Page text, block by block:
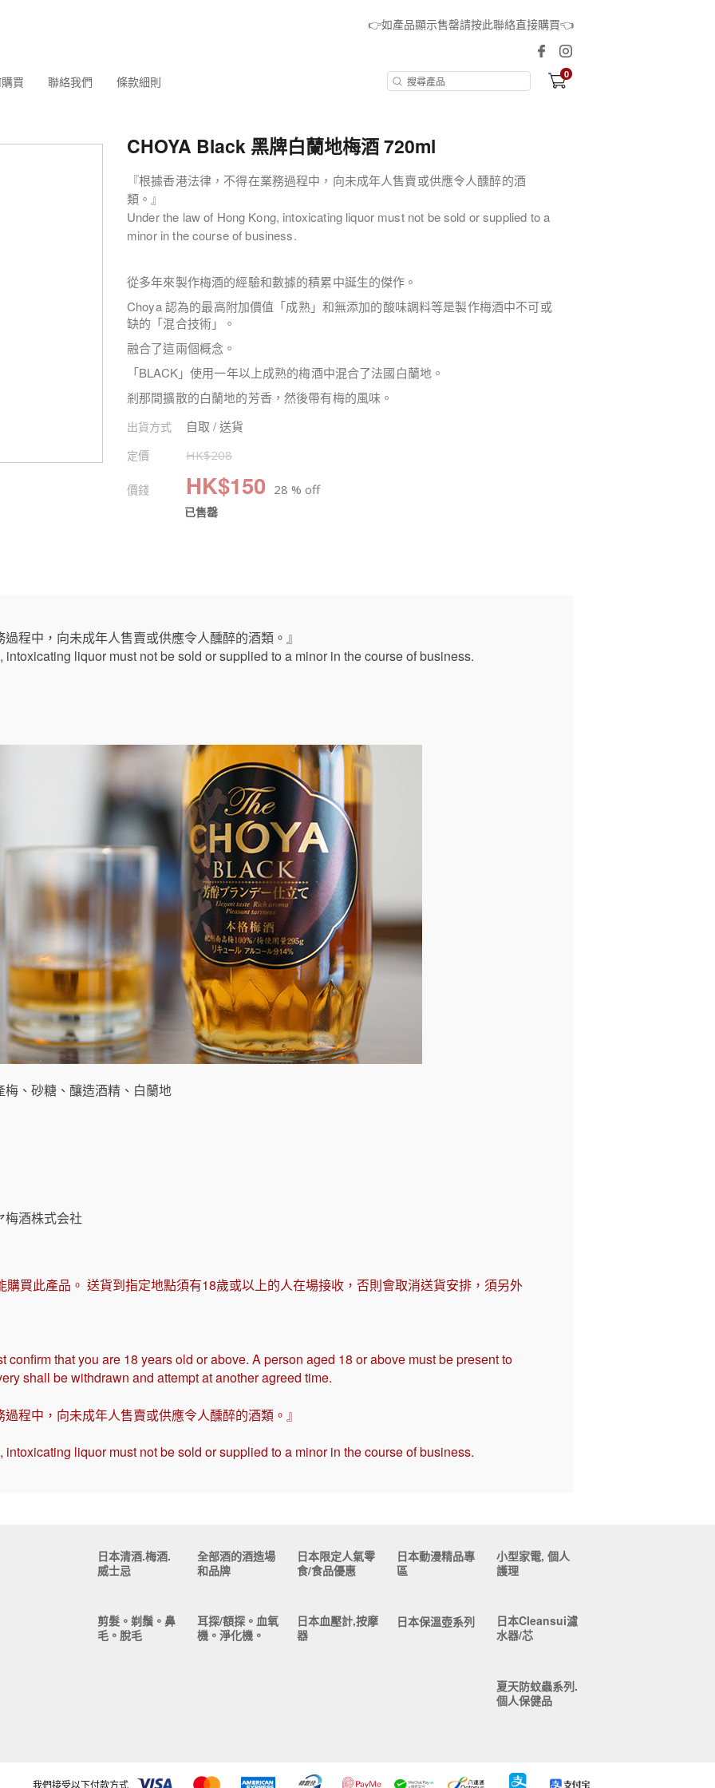
👉如產品顯示售罄請按此聯絡直接購買👈
買 聯絡我們 條款細則 0
CHOYA Black 黑牌白蘭地梅酒 720ml
『根據香港法律，不得在業務過程中，向未成年人售賣或供應令人醺醉的酒
類。』
Under the law of Hong Kong, intoxicating liquor must not be sold or supplied to a
minor in the course of business.
從多年來製作梅酒的經驗和數據的積累中誕生的傑作。
Choya 認為的最高附加價值「成熟」和無添加的酸味調料等是製作梅酒中不可或
缺的「混合技術」。
融合了這兩個概念。
「BLACK」使用一年以上成熟的梅酒中混合了法國白蘭地。
剎那間擴散的白蘭地的芳香，然後帶有梅的風味。
出貨方式 自取 / 送貨
定價 HK$208
價錢 HK$150 28 % off
已售罄
程中，向未成年人售賣或供應令人醺醉的酒類。』
liquor must not be sold or supplied to a minor in the course of business.
梅、砂糖、釀造酒精、白蘭地
梅酒株式会社
買此產品。 送貨到指定地點須有18歲或以上的人在場接收，否則會取消送貨安排，須另外
confirm that you are 18 years old or above. A person aged 18 or above must be present to
shall be withdrawn and attempt at another agreed time.
程中，向未成年人售賣或供應令人醺醉的酒類。』
liquor must not be sold or supplied to a minor in the course of business.
日本清酒.梅酒.
威士忌
全部酒的酒造場
和品牌
日本限定人氣零
食/食品優惠
日本動漫精品專
區
小型家電, 個人
護理
剪髮。剃鬚。鼻
毛。脫毛
耳探/額探。血氧
機。淨化機。
日本血壓計,按摩
器
日本保溫壺系列
日本Cleansui濾
水器/芯
夏天防蚊蟲系列.
個人保健品
我們接受以下付款方式